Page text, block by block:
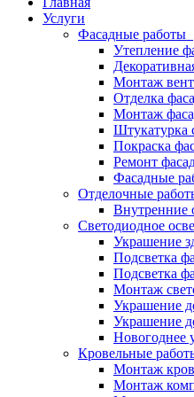
Услуги
Фасадные работы
Утепление
Монтаж
Отделка
Монтаж
Штукатурка
Покраска
Ремонт
Фасадные
Отделочные
Внутренние
Светодиодное
Украшение
Подсветка
Подсветка
Монтаж
Украшение
Украшение
Новогоднее
Кровельные
Монтаж
Монтаж